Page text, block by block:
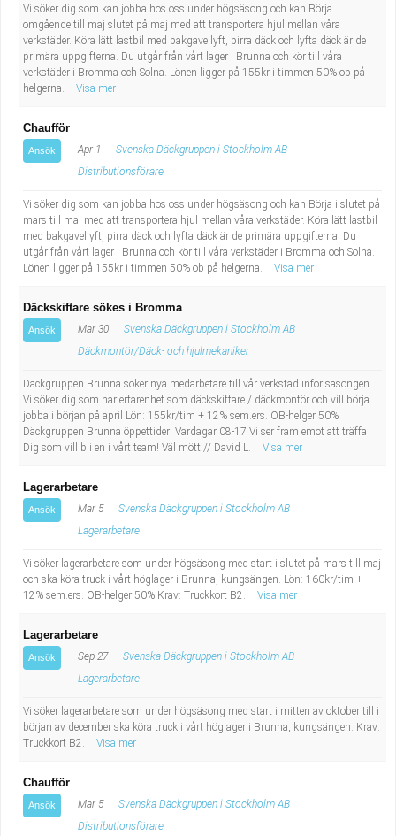
Vi söker dig som kan jobba hos oss under högsäsong och kan Börja
omgående till maj slutet på maj med att transportera hjul mellan våra
verkstäder. Köra lätt lastbil med bakgavellyft, pirra däck och lyfta däck är de
primära uppgifterna. Du utgår från vårt lager i Brunna och kör till våra
verkstäder i Bromma och Solna. Lönen ligger på 155kr i timmen 50% ob på
helgerna.
Visa mer
Chaufför
Ansök Apr 1
Svenska Däckgruppen i Stockholm AB
Distributionsförare
Vi söker dig som kan jobba hos oss under högsäsong och kan Börja i slutet på
mars till maj med att transportera hjul mellan våra verkstäder. Köra lätt lastbil
med bakgavellyft, pirra däck och lyfta däck är de primära uppgifterna. Du
utgår från vårt lager i Brunna och kör till våra verkstäder i Bromma och Solna.
Lönen ligger på 155kr i timmen 50% ob på helgerna.
Visa mer
Däckskiftare sökes i Bromma
Ansök Mar 30
Svenska Däckgruppen i Stockholm AB
Däckmontör/Däck- och hjulmekaniker
Däckgruppen Brunna söker nya medarbetare till vår verkstad inför säsongen.
Vi söker dig som har erfarenhet som däckskiftare / däckmontör och vill börja
jobba i början på april Lön: 155kr/tim + 12% sem.ers. OB-helger 50%
Däckgruppen Brunna öppettider: Vardagar 08-17 Vi ser fram emot att träffa
Dig som vill bli en i vårt team! Väl mött // David L.
Visa mer
Lagerarbetare
Ansök Mar 5
Svenska Däckgruppen i Stockholm AB
Lagerarbetare
Vi söker lagerarbetare som under högsäsong med start i slutet på mars till maj
och ska köra truck i vårt höglager i Brunna, kungsängen. Lön: 160kr/tim +
12% sem.ers. OB-helger 50% Krav: Truckkort B2.
Visa mer
Lagerarbetare
Ansök Sep 27
Svenska Däckgruppen i Stockholm AB
Lagerarbetare
Vi söker lagerarbetare som under högsäsong med start i mitten av oktober till i
början av december ska köra truck i vårt höglager i Brunna, kungsängen. Krav:
Truckkort B2.
Visa mer
Chaufför
Ansök Mar 5
Svenska Däckgruppen i Stockholm AB
Distributionsförare